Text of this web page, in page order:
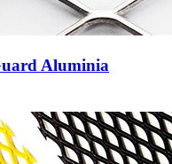
Aluminia